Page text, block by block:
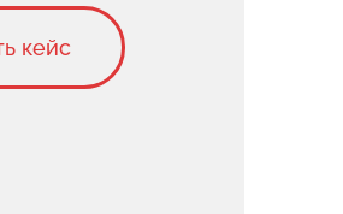
кейс